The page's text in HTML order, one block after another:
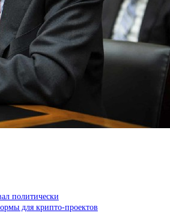
политически
для крипто-проектов